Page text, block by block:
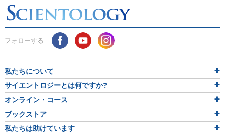
フォローする
私たちについて
サイエントロジーとは何ですか?
オンライン・コース
ブックストア
私たちは助けています